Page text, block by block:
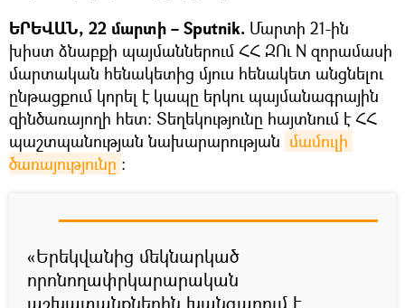
ԵՐԵՎԱՆ, 22 մարտի – Sputnik. Մարտի 21-ին
խիստ ձնաբքի պայմաններում ՀՀ ԶՈւ N զորամասի
մարտական հենակետից մյուս հենակետ անցնելու
ընթացքում կորել է կապը երկու պայմանագրային
զինծառայողի հետ։ Տեղեկությունը հայտնում է ՀՀ
պաշտպանության նախարարության մամուլի
ծառայությունը ։
«Երեկվանից մեկնարկած
որոնողափրկարարական
աշխատանքներին խանգարում է